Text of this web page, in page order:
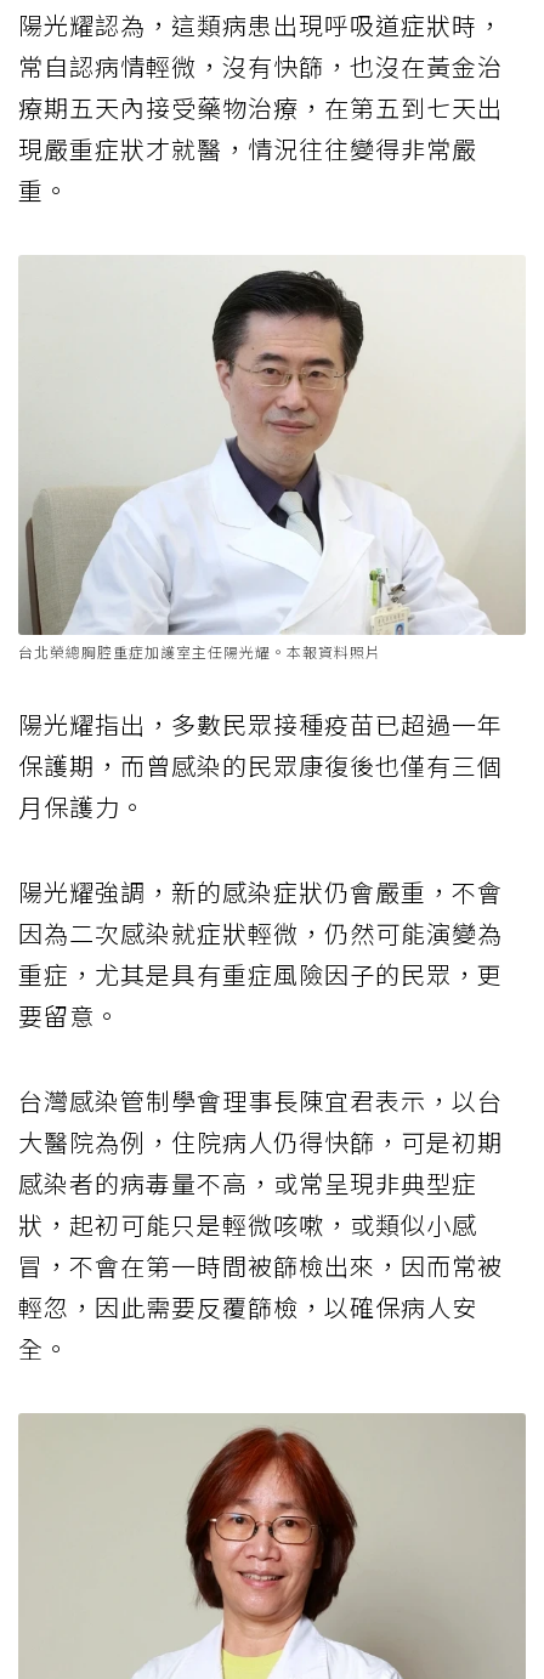
陽光耀認為，這類病患出現呼吸道症狀時，
常自認病情輕微，沒有快篩，也沒在黃金治
療期五天內接受藥物治療，在第五到七天出
現嚴重症狀才就醫，情況往往變得非常嚴
重。
台北榮總胸腔重症加護室主任陽光耀。本報資料照片
陽光耀指出，多數民眾接種疫苗已超過一年
保護期，而曾感染的民眾康復後也僅有三個
月保護力。
陽光耀強調，新的感染症狀仍會嚴重，不會
因為二次感染就症狀輕微，仍然可能演變為
重症，尤其是具有重症風險因子的民眾，更
要留意。
台灣感染管制學會理事長陳宜君表示，以台
大醫院為例，住院病人仍得快篩，可是初期
感染者的病毒量不高，或常呈現非典型症
狀，起初可能只是輕微咳嗽，或類似小感
冒，不會在第一時間被篩檢出來，因而常被
輕忽，因此需要反覆篩檢，以確保病人安
全。